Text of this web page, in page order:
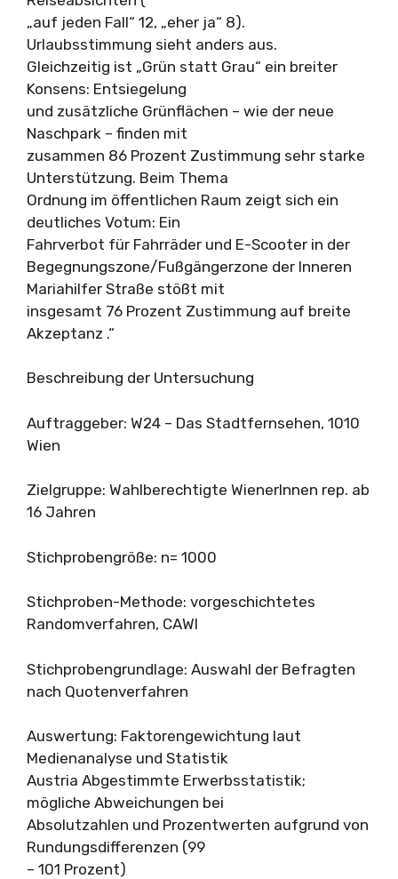
„auf jeden Fall“ 12, „eher ja“ 8).
Urlaubsstimmung sieht anders aus.
Gleichzeitig ist „Grün statt Grau“ ein breiter
Konsens: Entsiegelung
und zusätzliche Grünflächen – wie der neue
Naschpark – finden mit
zusammen 86 Prozent Zustimmung sehr starke
Unterstützung. Beim Thema
Ordnung im öffentlichen Raum zeigt sich ein
deutliches Votum: Ein
Fahrverbot für Fahrräder und E-Scooter in der
Begegnungszone/Fußgängerzone der Inneren
Mariahilfer Straße stößt mit
insgesamt 76 Prozent Zustimmung auf breite
Akzeptanz .“
Beschreibung der Untersuchung
Auftraggeber: W24 – Das Stadtfernsehen, 1010
Wien
Zielgruppe: Wahlberechtigte WienerInnen rep. ab
16 Jahren
Stichprobengröße: n= 1000
Stichproben-Methode: vorgeschichtetes
Randomverfahren, CAWI
Stichprobengrundlage: Auswahl der Befragten
nach Quotenverfahren
Auswertung: Faktorengewichtung laut
Medienanalyse und Statistik
Austria Abgestimmte Erwerbsstatistik;
mögliche Abweichungen bei
Absolutzahlen und Prozentwerten aufgrund von
Rundungsdifferenzen (99
– 101 Prozent)